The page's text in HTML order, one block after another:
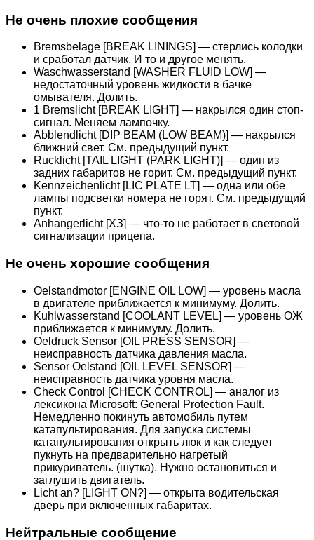
Не очень плохие сообщения
Bremsbelage [BREAK LININGS] — стерлись колодки
и сработал датчик. И то и другое менять.
Waschwasserstand [WASHER FLUID LOW] —
недостаточный уровень жидкости в бачке
омывателя. Долить.
1 Bremslicht [BREAK LIGHT] — накрылся один стоп-
сигнал. Меняем лампочку.
Abblendlicht [DIP BEAM (LOW BEAM)] — накрылся
ближний свет. См. предыдущий пункт.
Rucklicht [TAIL LIGHT (PARK LIGHT)] — один из
задних габаритов не горит. См. предыдущий пункт.
Kennzeichenlicht [LIC PLATE LT] — одна или обе
лампы подсветки номера не горят. См. предыдущий
пункт.
Anhangerlicht [ХЗ] — что-то не работает в световой
сигнализации прицепа.
Не очень хорошие сообщения
Oelstandmotor [ENGINE OIL LOW] — уровень масла
в двигателе приближается к минимуму. Долить.
Kuhlwasserstand [COOLANT LEVEL] — уровень ОЖ
приближается к минимуму. Долить.
Oeldruck Sensor [OIL PRESS SENSOR] —
неисправность датчика давления масла.
Sensor Oelstand [OIL LEVEL SENSOR] —
неисправность датчика уровня масла.
Check Control [CHECK CONTROL] — аналог из
лексикона Microsoft: General Protection Fault.
Немедленно покинуть автомобиль путем
катапультирования. Для запуска системы
катапультирования открыть люк и как следует
пукнуть на предварительно нагретый
прикуриватель. (шутка). Нужно остановиться и
заглушить двигатель.
Licht an? [LIGHT ON?] — открыта водительская
дверь при включенных габаритах.
Нейтральные сообщение